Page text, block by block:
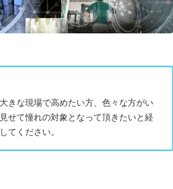
きな現場で高めたい方、色々な方がい
せて憧れの対象となって頂きたいと経
てください。